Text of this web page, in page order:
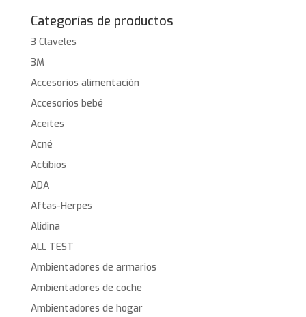
Categorías de productos
3 Claveles
3M
Accesorios alimentación
Accesorios bebé
Aceites
Acné
Actibios
ADA
Aftas-Herpes
Alidina
ALL TEST
Ambientadores de armarios
Ambientadores de coche
Ambientadores de hogar